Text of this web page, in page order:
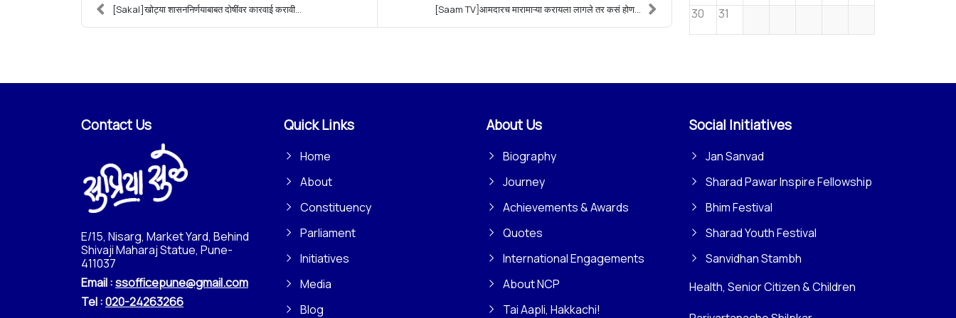
[Sakal]खोट्या शासननिर्णयाबाबत दोषींवर कारवाई करावी... [Saam TV]आमदारच मारामाऱ्या करायला लागले तर कसं होण...
30
31
Contact Us
E/15, Nisarg, Market Yard, Behind
Shivaji Maharaj Statue, Pune-
411037
Email :ssofficepune@gmail.com
Tel :020-24263266
Quick Links
Home
About
Constituency
Parliament
Initiatives
Media
Blog
About Us
Biography
Journey
Achievements & Awards
Quotes
International Engagements
About NCP
Tai Aapli, Hakkachi!
Social Initiatives
Jan Sanvad
Sharad Pawar Inspire Fellowship
Bhim Festival
Sharad Youth Festival
Sanvidhan Stambh
Health, Senior Citizen & Children